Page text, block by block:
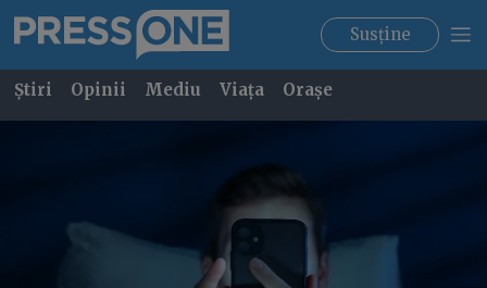
Susține
Știri Opinii Mediu Viața Orașe